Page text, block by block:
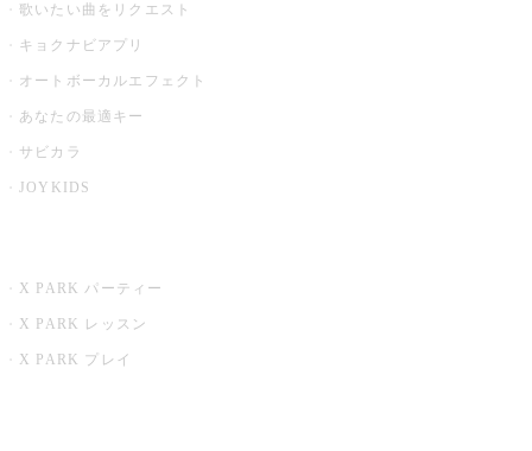
歌いたい曲をリクエスト
キョクナビアプリ
オートボーカルエフェクト
あなたの最適キー
サビカラ
JOYKIDS
X PARK パーティー
X PARK レッスン
X PARK プレイ